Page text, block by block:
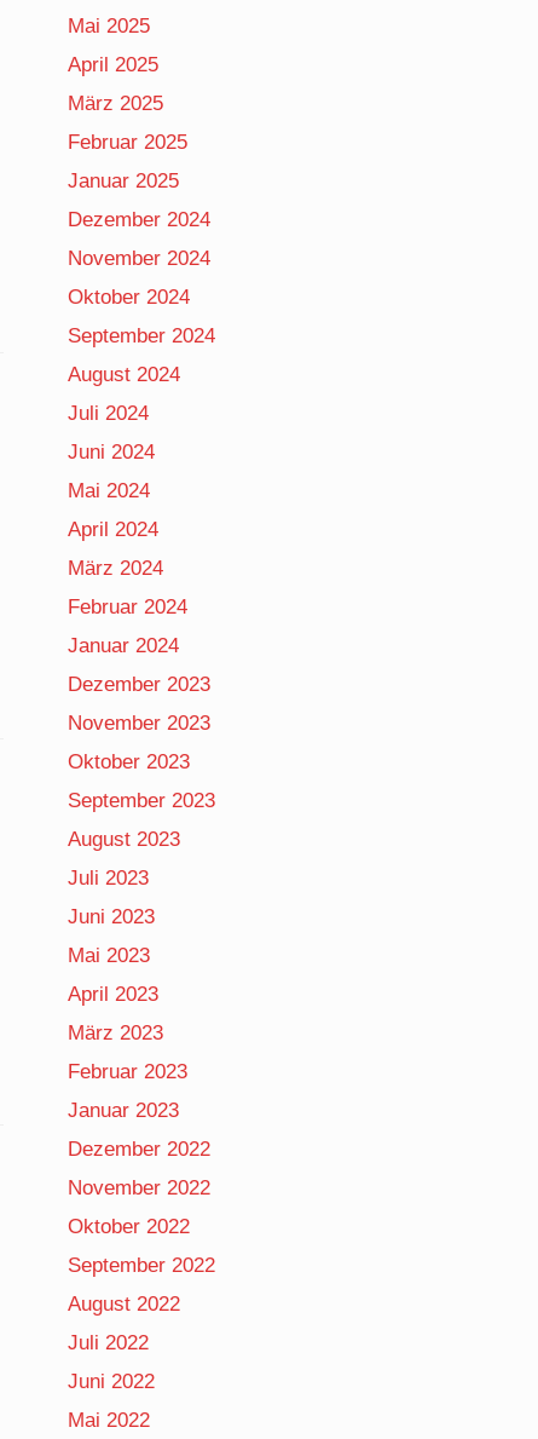
Mai 2025
April 2025
März 2025
Februar 2025
Januar 2025
Dezember 2024
November 2024
Oktober 2024
September 2024
August 2024
Juli 2024
Juni 2024
Mai 2024
April 2024
März 2024
Februar 2024
Januar 2024
Dezember 2023
November 2023
Oktober 2023
September 2023
August 2023
Juli 2023
Juni 2023
Mai 2023
April 2023
März 2023
Februar 2023
Januar 2023
Dezember 2022
November 2022
Oktober 2022
September 2022
August 2022
Juli 2022
Juni 2022
Mai 2022